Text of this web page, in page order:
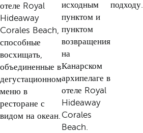
отеле Royal
Hideaway
Corales Beach,
способные
восхищать,
объединенные в
дегустационном
меню в
ресторане с
видом на океан.
исходным
пунктом и
пунктом
возвращения
на
Канарском
архипелаге в
отеле Royal
Hideaway
Corales
Beach.
подходу.